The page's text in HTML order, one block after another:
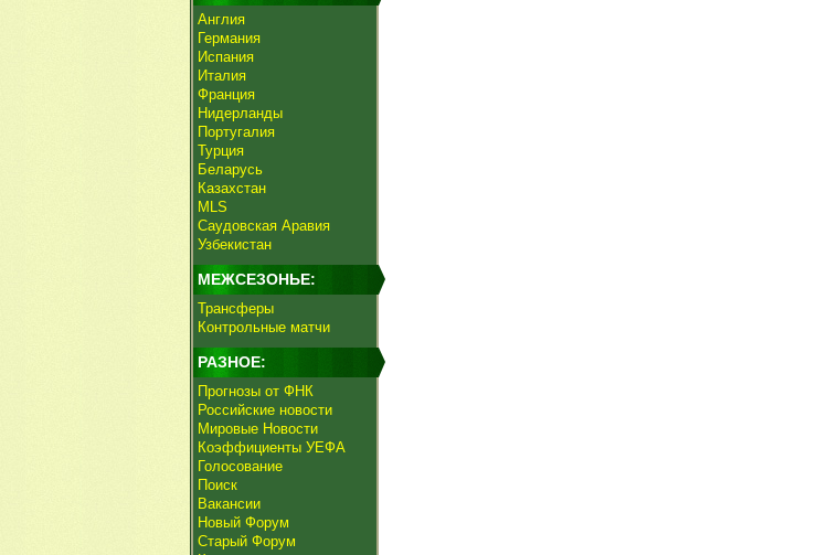
Англия
Германия
Испания
Италия
Франция
Нидерланды
Португалия
Турция
Беларусь
Казахстан
MLS
Саудовская Аравия
Узбекистан
МЕЖСЕЗОНЬЕ:
Трансферы
Контрольные матчи
РАЗНОЕ:
Прогнозы от ФНК
Российские новости
Мировые Новости
Коэффициенты УЕФА
Голосование
Поиск
Вакансии
Новый Форум
Старый Форум